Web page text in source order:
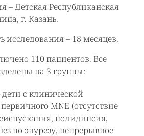
– Детская Республиканская
г. Казань.
исследования – 18 месяцев.
110 пациентов. Все
на 3 группы:
дети с клинической
MNE (отсутствие
полидипсия,
по энурезу, непрерывное